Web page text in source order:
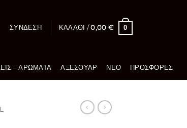
ΣΎΝΔΕΣΗ ΚΑΛΆΘΙ /0,00 € 0
– ΑΡΏΜΑΤΑ ΑΞΕΣΟΥΆΡ ΝΈΟ ΠΡΟΣΦΟΡΈΣ